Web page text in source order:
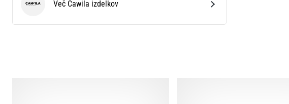
Cawila Več Cawila izdelkov